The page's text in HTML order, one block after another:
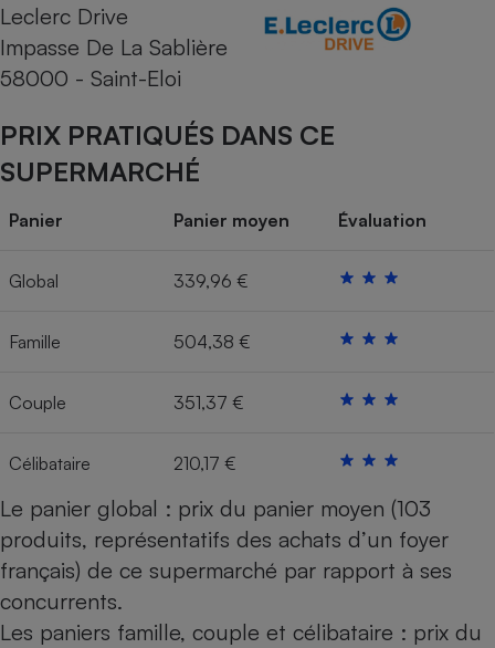
Leclerc Drive
Impasse De La Sablière
58000 - Saint-Eloi
PRIX PRATIQUÉS DANS CE
SUPERMARCHÉ
Panier Panier moyen Évaluation
Global 339,96 €
Famille 504,38 €
Couple 351,37 €
Célibataire 210,17 €
Le panier global : prix du panier moyen (103
produits, représentatifs des achats d’un foyer
français) de ce supermarché par rapport à ses
concurrents.
Les paniers famille, couple et célibataire : prix du
Cafetière à expressos
Robot ménager